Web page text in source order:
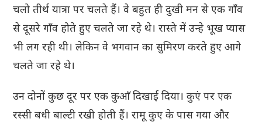
चलो तीर्थ यात्रा पर चलते हैं। वे बहुत ही दुखी मन से एक गाँव
से दूसरे गाँव होते हुए चलते जा रहे थे। रास्ते में उन्हे भूख प्यास
भी लग रही थी। लेकिन वे भगवान का सुमिरण करते हुए आगे
चलते जा रहे थे।
उन दोनों कुछ दूर पर एक कुआँ दिखाई दिया। कुएं पर एक
रस्सी बधी बाल्टी रखी होती हैं। रामू कुए के पास गया और